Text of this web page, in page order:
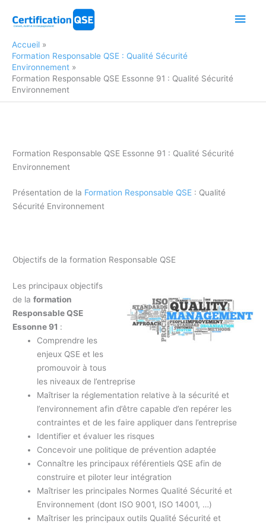
Accueil
Formation Responsable QSE : Qualité Sécurité
Environnement
Formation Responsable QSE Essonne 91 : Qualité Sécurité
Environnement
Formation Responsable QSE Essonne 91 : Qualité Sécurité
Environnement
Présentation de la Formation Responsable QSE : Qualité
Sécurité Environnement
Objectifs de la formation Responsable QSE
Les principaux objectifs
de laformation
Responsable QSE
Essonne 91 :
Comprendre les
enjeux QSE et les
promouvoir à tous
les niveaux de l’entreprise
Maîtriser la réglementation relative à la sécurité et
l’environnement afin d’être capable d’en repérer les
contraintes et de les faire appliquer dans l’entreprise
Identifier et évaluer les risques
Concevoir une politique de prévention adaptée
Connaître les principaux référentiels QSE afin de
construire et piloter leur intégration
Maîtriser les principales Normes Qualité Sécurité et
Environnement (dont ISO 9001, ISO 14001, …)
Maîtriser les principaux outils Qualité Sécurité et